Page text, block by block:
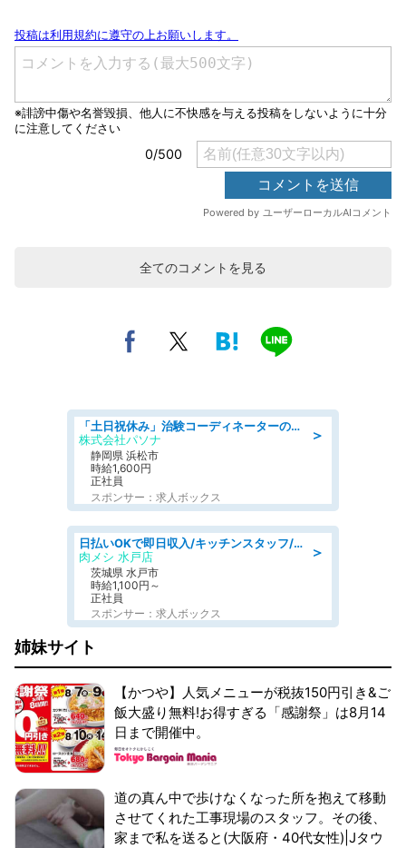
全てのコメントを見る
＞
「土日祝休み」治験コーディネーターのお仕事/未経験OK
株式会社パソナ
静岡県 浜松市
時給1,600円
正社員
スポンサー：求人ボックス
＞
日払いOKで即日収入/キッチンスタッフ/「原付免許必須」デリバリー業務など、自己成長可能な幅広い仕事に挑戦!髪型自由&ピアス・ネイルOK/茨城県/水戸市
肉メシ 水戸店
茨城県 水戸市
時給1,100円～
正社員
スポンサー：求人ボックス
姉妹サイト
【かつや】人気メニューが税抜150円引き&ご
飯大盛り無料!お得すぎる「感謝祭」は8月14
日まで開催中。
道の真ん中で歩けなくなった所を抱えて移動
させてくれた工事現場のスタッフ。その後、
家まで私を送ると(大阪府・40代女性)|Jタウ